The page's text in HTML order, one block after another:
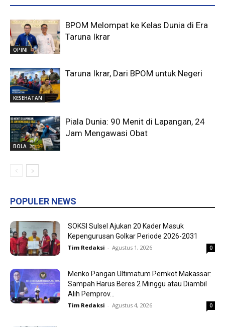
OPINI
BPOM Melompat ke Kelas Dunia di Era
Taruna Ikrar
KESEHATAN
Taruna Ikrar, Dari BPOM untuk Negeri
BOLA
Piala Dunia: 90 Menit di Lapangan, 24
Jam Mengawasi Obat
POPULER NEWS
SOKSI Sulsel Ajukan 20 Kader Masuk
Kepengurusan Golkar Periode 2026-2031
Tim Redaksi - Agustus 1, 2026 0
Menko Pangan Ultimatum Pemkot Makassar:
Sampah Harus Beres 2 Minggu atau Diambil
Alih Pemprov...
Tim Redaksi - Agustus 4, 2026 0